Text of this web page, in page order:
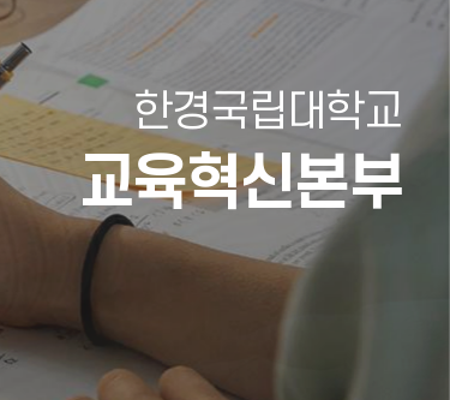
한경국립대학교
교육혁신본부